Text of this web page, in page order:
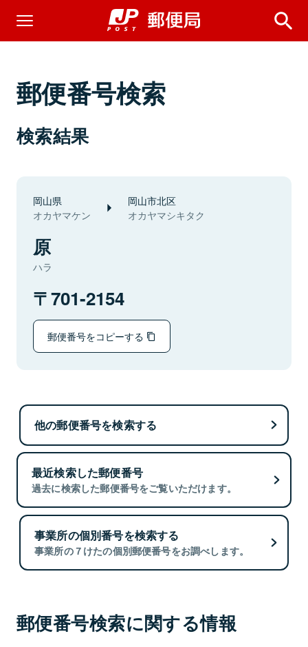
郵便番号検索
検索結果
岡山県
オカヤマケン
岡山市北区
オカヤマシキタク
原
ハラ
701-2154
郵便番号をコピーする
他の郵便番号を検索する
最近検索した郵便番号
過去に検索した郵便番号をご覧いただけます。
事業所の個別番号を検索する
事業所の７けたの個別郵便番号をお調べします。
郵便番号検索に関する情報